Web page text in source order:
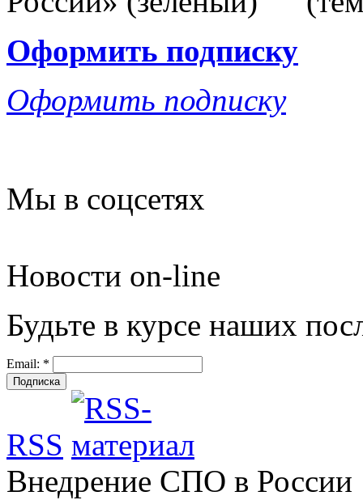
Оформить подписку
Оформить подписку
Мы в соцсетях
Новости on-line
Будьте в курсе наших
Email: *
RSS
Внедрение СПО в России